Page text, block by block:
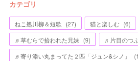
カテゴリ
ねこ処川柳＆短歌 (27) 猫と楽しむ (6)
♬草むらで拾われた兄妹 (9) ♬片目のつ
♬寄り添い丸まってた２匹「ジュン&シノ」
(